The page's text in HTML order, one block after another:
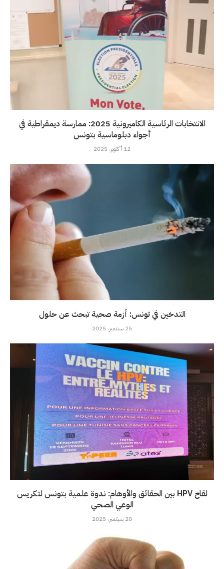
الانتخابات الرئاسية الكاميرونية 2025: ممارسة ديمقراطية في
أجواء دبلوماسية بتونس
12 أكتوبر، 2025
التدخين في تونس: أزمة صحية تبحث عن حلول
25 سبتمبر، 2025
لقاح HPV بين الحقائق والأوهام: ندوة علمية بتونس لتكريس
الوعي الصحي
20 سبتمبر، 2025